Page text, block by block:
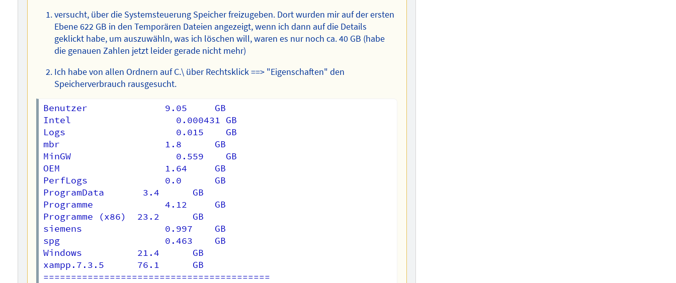
versucht, über die Systemsteuerung Speicher freizugeben. Dort wurden mir auf der ersten
Ebene 622 GB in den Temporären Dateien angezeigt, wenn ich dann auf die Details
geklickt habe, um auszuwähln, was ich löschen will, waren es nur noch ca. 40 GB (habe
die genauen Zahlen jetzt leider gerade nicht mehr)
Ich habe von allen Ordnern auf C.\ über Rechtsklick ==> "Eigenschaften" den
Speicherverbrauch rausgesucht.
Benutzer		      9.05     GB
Intel			        0.000431 GB
Logs			        0.015    GB
mbr			          1.8      GB
MinGW			        0.559    GB
OEM			          1.64     GB
PerfLogs		      0.0      GB
ProgramData	      3.4      GB
Programme		      4.12	   GB
Programme (x86)  23.2      GB
siemens			      0.997    GB
spg			          0.463    GB
Windows          21.4      GB
xampp.7.3.5	     76.1      GB
=========================================